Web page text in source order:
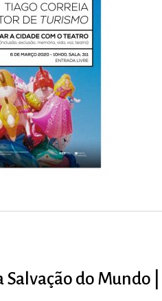
do Mundo |